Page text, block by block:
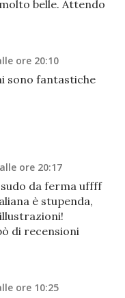
belle. Attendo
ore 20:10
sono fantastiche
ore 20:17
da ferma uffff
è stupenda,
di recensioni
ore 10:25